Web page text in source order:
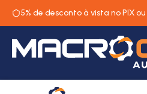
5% de desconto à vista no PIX